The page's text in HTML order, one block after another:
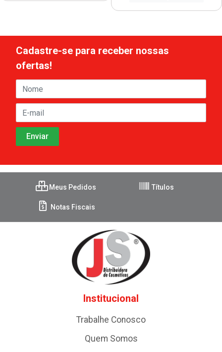
Cadastre-se para receber nossas
ofertas!
Meus Pedidos Títulos
Notas Fiscais
Institucional
Trabalhe Conosco
Quem Somos